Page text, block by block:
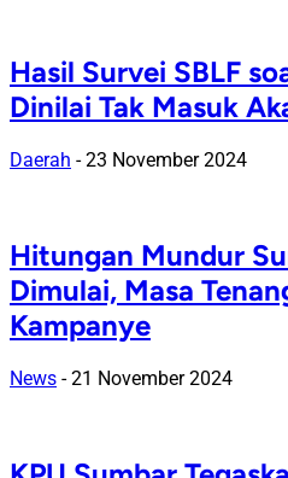
Hasil Survei SBLF
Dinilai Tak Masuk
Daerah - 23 November 2024
Hitungan Mundur
Dimulai, Masa
Kampanye
News - 21 November 2024